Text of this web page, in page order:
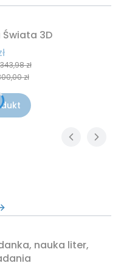
3D
343,98 zł
zł
nauka liter,